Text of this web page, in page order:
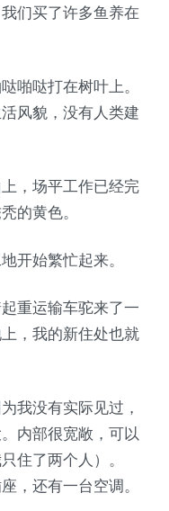
们买了许多鱼养在
啪哒打在树叶上。
风貌，没有人类建
，场平工作已经完
的黄色。
开始繁忙起来。
重运输车驼来了一
，我的新住处也就
我没有实际见过，
内部很宽敞，可以
住了两个人）。
，还有一台空调。